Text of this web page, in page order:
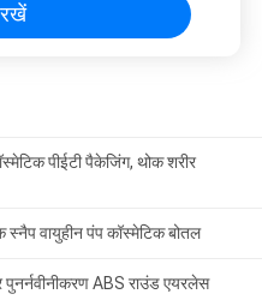
रखें
पीईटी पैकेजिंग, थोक शरीर
वायुहीन पंप कॉस्मेटिक बोतल
ABS राउंड एयरलेस